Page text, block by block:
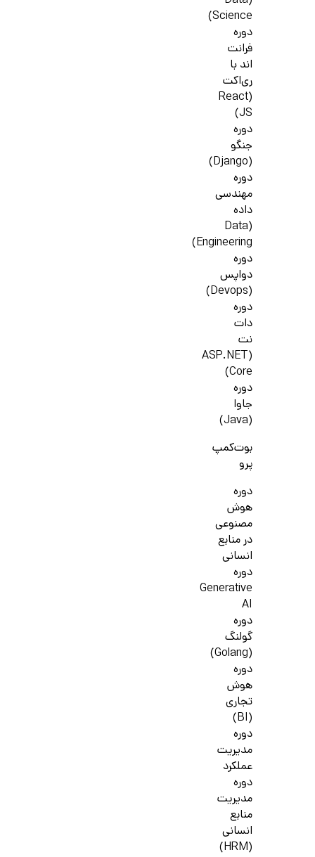
Science)
دوره
فرانت
اند با
ری‌اکت
(React
JS)
دوره
جنگو
(Django)
دوره
مهندسی
داده
(Data
Engineering)
دوره
دواپس
(Devops)
دوره
دات
نت
(ASP.NET
Core)
دوره
جاوا
(Java)
بوت‌کمپ
پرو
دوره
هوش
مصنوعی
در منابع
انسانی
دوره
Generative
AI
دوره
گولنگ
(Golang)
دوره
هوش
تجاری
(BI)
دوره
مدیریت
عملکرد
دوره
مدیریت
منابع
انسانی
(HRM)